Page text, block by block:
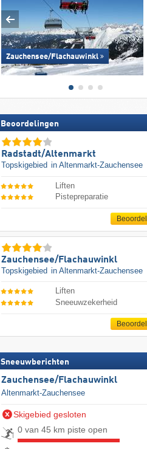
Zauchensee/​Flachauwinkl
Beoordelingen
Radstadt/​Altenmarkt
Topskigebied in Altenmarkt-Zauchensee
Liften
Pistepreparatie
Zauchensee/​Flachauwinkl
Topskigebied in Altenmarkt-Zauchensee
Liften
Sneeuwzekerheid
Sneeuwberichten
Zauchensee/​Flachauwinkl
Altenmarkt-Zauchensee
Skigebied gesloten
0 van 45 km piste open